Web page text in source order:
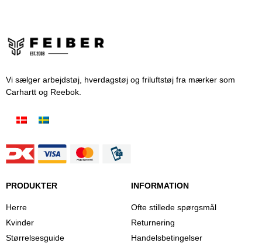
Vi sælger arbejdstøj, hverdagstøj og friluftstøj fra mærker som
Carhartt og Reebok.
PRODUKTER
Herre
Kvinder
Størrelsesguide
INFORMATION
Ofte stillede spørgsmål
Returnering
Handelsbetingelser